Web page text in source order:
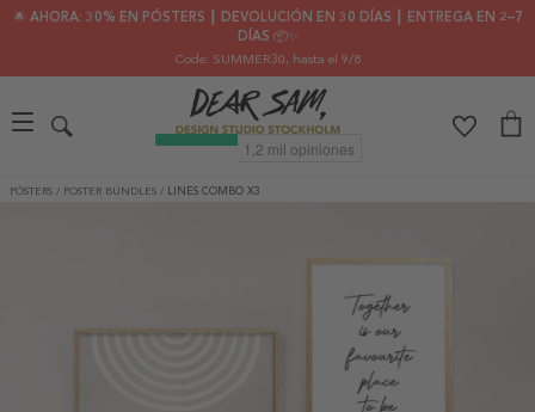
🌟 AHORA: 30% EN PÓSTERS ┃ DEVOLUCIÓN EN 30 DÍAS ┃ ENTREGA EN 2–7
DÍAS 📦✨
Code: SUMMER30, hasta el 9/8
PÓSTERS / POSTER BUNDLES / LINES COMBO X3